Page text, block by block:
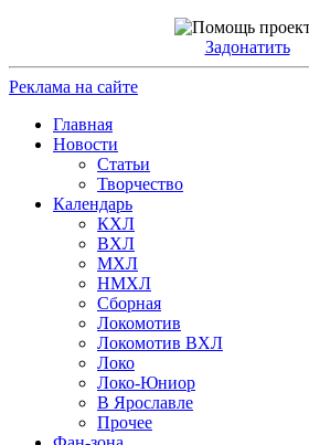
Задонатить
Реклама на сайте
Главная
Новости
Статьи
Творчество
Календарь
КХЛ
ВХЛ
МХЛ
НМХЛ
Сборная
Локомотив
Локомотив ВХЛ
Локо
Локо-Юниор
В Ярославле
Прочее